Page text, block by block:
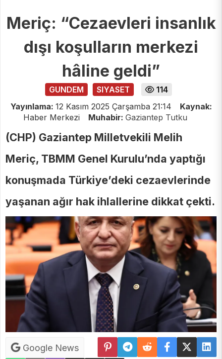
Meriç: “Cezaevleri insanlık
dışı koşulların merkezi
hâline geldi”
GUNDEM SIYASET
114
Yayınlama: 12 Kasım 2025 Çarşamba 21:14
Kaynak:
Haber Merkezi
Muhabir: Gaziantep Tutku
(CHP) Gaziantep Milletvekili Melih
Meriç, TBMM Genel Kurulu’nda yaptığı
konuşmada Türkiye’deki cezaevlerinde
yaşanan ağır hak ihlallerine dikkat çekti.
Google News